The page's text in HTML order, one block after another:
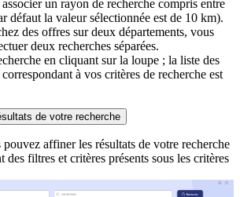
un rayon de recherche compris entre
défaut la valeur sélectionnée est de 10 km).
des offres sur deux départements, vous
deux recherches séparées.
en cliquant sur la loupe ; la liste des
à vos critères de recherche est
de votre recherche
affiner les résultats de votre recherche
des filtres et critères présents sous les critères